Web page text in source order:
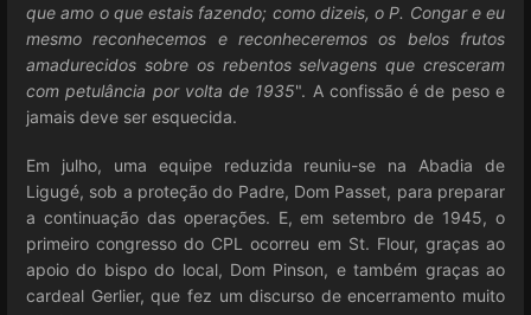
que amo o que estais fazendo; como dizeis, o P. Congar e eu
mesmo reconhecemos e reconheceremos os belos frutos
amadurecidos sobre os rebentos selvagens que cresceram
com petulância por volta de 1935". A confissão é de peso e
jamais deve ser esquecida.
Em julho, uma equipe reduzida reuniu-se na Abadia de
Ligugé, sob a proteção do Padre, Dom Passet, para preparar
a continuação das operações. E, em setembro de 1945, o
primeiro congresso do CPL ocorreu em St. Flour, graças ao
apoio do bispo do local, Dom Pinson, e também graças ao
cardeal Gerlier, que fez um discurso de encerramento muito